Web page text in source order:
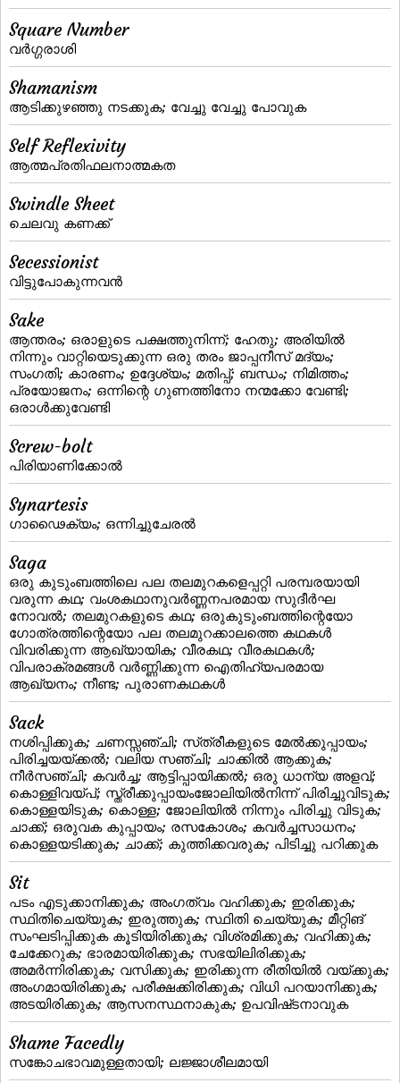
Square Number
വര്‍ഗ്ഗരാശി
Shamanism
ആടിക്കുഴഞ്ഞു നടക്കുക; വേച്ചു വേച്ചു പോവുക
Self Reflexivity
ആത്മപ്രതിഫലനാത്മകത
Swindle Sheet
ചെലവു കണക്ക്‌
Secessionist
വിട്ടുപോകുന്നവന്‍
Sake
ആന്തരം; ഒരാളുടെ പക്ഷത്തുനിന്ന്; ഹേതു; അരിയില്‍
നിന്നും വാറ്റിയെടുക്കുന്ന ഒരു തരം ജാപ്പനീസ്‌ മദ്യം;
സംഗതി; കാരണം; ഉദ്ദേശ്യം; മതിപ്പ്‌; ബന്ധം; നിമിത്തം;
പ്രയോജനം; ഒന്നിന്റെ ഗുണത്തിനോ നന്മക്കോ വേണ്ടി;
ഒരാള്‍ക്കുവേണ്ടി
Screw-bolt
പിരിയാണിക്കോല്‍
Synartesis
ഗാഢൈക്യം; ഒന്നിച്ചുചേരല്‍
Saga
ഒരു കുടുംബത്തിലെ പല തലമുറകളെപ്പറ്റി പരമ്പരയായി
വരുന്ന കഥ; വംശകഥാനുവര്‍ണ്ണനപരമായ സുദീര്‍ഘ
നോവല്‍; തലമുറകളുടെ കഥ; ഒരുകുടുംബത്തിന്റെയോ
ഗോത്രത്തിന്റെയോ പല തലമുറക്കാലത്തെ കഥകള്‍
വിവരിക്കുന്ന ആഖ്യായിക; വീരകഥ; വീരകഥകള്‍;
വിപരാക്രമങ്ങള്‍ വര്‍ണ്ണിക്കുന്ന ഐതിഹ്യപരമായ
ആഖ്യനം; നീണ്ട; പുരാണകഥകള്‍
Sack
നശിപ്പിക്കുക; ചണസ്സഞ്ചി; സ്‌ത്രീകളുടെ മേല്‍ക്കുപ്പായം;
പിരിച്ചയയ്ക്കല്‍; വലിയ സഞ്ചി; ചാക്കില്‍ ആക്കുക;
നീര്‍സഞ്ചി; കവര്‍ച്ച; ആട്ടിപ്പായിക്കല്‍; ഒരു ധാന്യ അളവ്;
കൊള്ളിവയ്‌പ്‌; സ്ത്രീക്കുപ്പായംജോലിയില്‍നിന്ന് പിരിച്ചുവിടുക;
കൊള്ളയിടുക; കൊള്ള; ജോലിയില്‍ നിന്നും പിരിച്ചു വിടുക;
ചാക്ക്‌; ഒരുവക കുപ്പായം; രസകോശം; കവര്‍ച്ചസാധനം;
കൊള്ളയടിക്കുക; ചാക്ക്; കുത്തിക്കവരുക; പിടിച്ചു പറിക്കുക
Sit
പടം എടുക്കാനിക്കുക; അംഗത്വം വഹിക്കുക; ഇരിക്കുക;
സ്ഥിതിചെയ്യുക; ഇരുത്തുക; സ്ഥിതി ചെയ്യുക; മീറ്റിങ്
സംഘടിപ്പിക്കുക കൂടിയിരിക്കുക; വിശ്രമിക്കുക; വഹിക്കുക;
ചേക്കേറുക; ഭാരമായിരിക്കുക; സഭയിലിരിക്കുക;
അമര്‍ന്നിരിക്കുക; വസിക്കുക; ഇരിക്കുന്ന രീതിയില്‍ വയ്‌ക്കുക;
അംഗമായിരിക്കുക; പരീക്ഷക്കിരിക്കുക; വിധി പറയാനിക്കുക;
അടയിരിക്കുക; ആസനസ്ഥനാകുക; ഉപവിഷ്‌ടനാവുക
Shame Facedly
സങ്കോചഭാവമുള്ളതായി; ലജ്ജാശീലമായി